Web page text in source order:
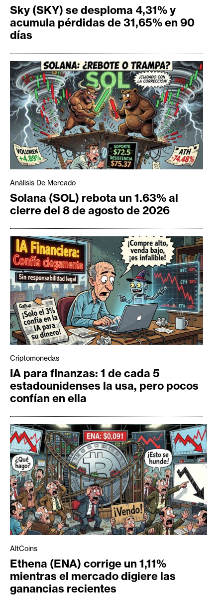
Sky (SKY) se desploma 4,31% y
acumula pérdidas de 31,65% en 90
días
Análisis De Mercado
Solana (SOL) rebota un 1.63% al
cierre del 8 de agosto de 2026
Criptomonedas
IA para finanzas: 1 de cada 5
estadounidenses la usa, pero pocos
confían en ella
AltCoins
Ethena (ENA) corrige un 1,11%
mientras el mercado digiere las
ganancias recientes